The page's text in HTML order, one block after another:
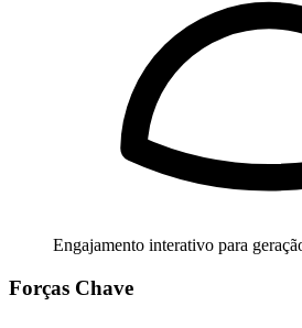
Engajamento interativo para
Forças Chave